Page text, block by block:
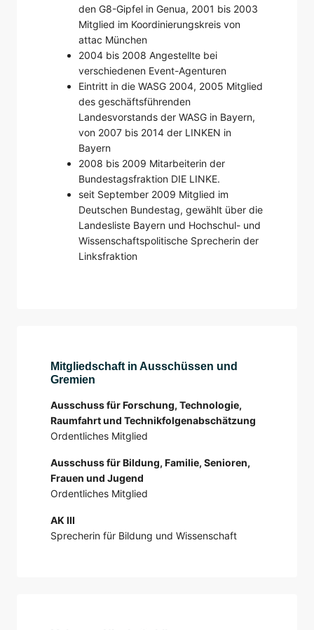
den G8-Gipfel in Genua, 2001 bis 2003
Mitglied im Koordinierungskreis von
attac München
2004 bis 2008 Angestellte bei
verschiedenen Event-Agenturen
Eintritt in die WASG 2004, 2005 Mitglied
des geschäftsführenden
Landesvorstands der WASG in Bayern,
von 2007 bis 2014 der LINKEN in
Bayern
2008 bis 2009 Mitarbeiterin der
Bundestagsfraktion DIE LINKE.
seit September 2009 Mitglied im
Deutschen Bundestag, gewählt über die
Landesliste Bayern und Hochschul- und
Wissenschaftspolitische Sprecherin der
Linksfraktion
Mitgliedschaft in Ausschüssen und
Gremien
Ausschuss für Forschung, Technologie,
Raumfahrt und Technikfolgenabschätzung
Ordentliches Mitglied
Ausschuss für Bildung, Familie, Senioren,
Frauen und Jugend
Ordentliches Mitglied
AK III
Sprecherin für Bildung und Wissenschaft